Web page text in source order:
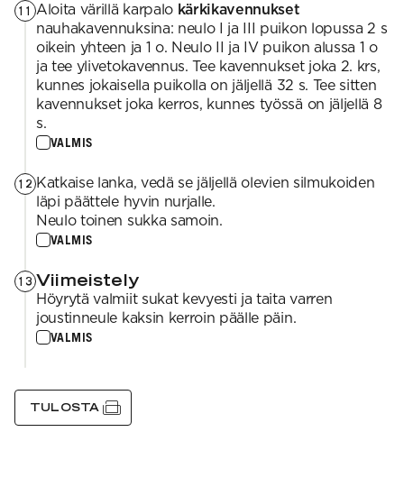
11 Aloita värillä karpalo kärkikavennukset
nauhakavennuksina: neulo I ja III puikon lopussa 2 s
oikein yhteen ja 1 o. Neulo II ja IV puikon alussa 1 o
ja tee ylivetokavennus. Tee kavennukset joka 2. krs,
kunnes jokaisella puikolla on jäljellä 32 s. Tee sitten
kavennukset joka kerros, kunnes työssä on jäljellä 8
s.
VALMIS
12 Katkaise lanka, vedä se jäljellä olevien silmukoiden
läpi päättele hyvin nurjalle.
Neulo toinen sukka samoin.
VALMIS
13 Viimeistely
Höyrytä valmiit sukat kevyesti ja taita varren
joustinneule kaksin kerroin päälle päin.
VALMIS
TULOSTA